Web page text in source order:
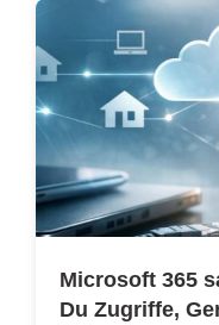
Microsoft 365
Du Zugriffe,